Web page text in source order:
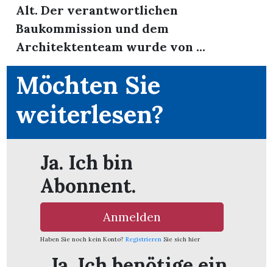
Alt. Der verantwortlichen
Baukommission und dem
Architektenteam wurde von ...
Möchten Sie
weiterlesen?
Ja. Ich bin
Abonnent.
Anmelden
Haben Sie noch kein Konto? Registrieren Sie sich hier